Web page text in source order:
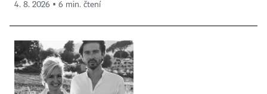
4. 8. 2026 ▪ 6 min. čtení